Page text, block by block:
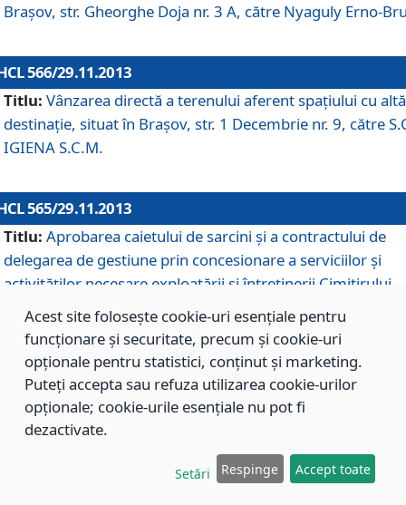
Braşov, str. Gheorghe Doja nr. 3 A, către Nyaguly Erno-
566/29.11.2013
Titlu: Vânzarea directă a terenului aferent spaţiului cu altă
destinaţie, situat în Braşov, str. 1 Decembrie nr. 9, către
IGIENA S.C.M.
565/29.11.2013
Titlu: Aprobarea caietului de sarcini şi a contractului de
delegarea de gestiune prin concesionare a serviciilor şi
activităţilor necesare exploatării şi întreţinerii Cimitirului
Municipal Braşov situat în str. Dimitrie Anghel nr. 19.
564/29.11.2013
Titlu: Completarea şi modificarea H.C.L. nr. 446/2013,
care s-a aprobat studiul de fundamentare pentru
Acest site folosește cookie-uri esențiale pentru
funcționare și securitate, precum și cookie-uri
opționale pentru statistici, conținut și marketing.
Puteți accepta sau refuza utilizarea cookie-urilor
opționale; cookie-urile esențiale nu pot fi
dezactivate.
Setări Respinge Accept toate